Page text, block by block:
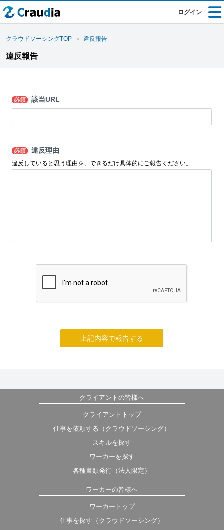
ログイン
クラウドソーシングTOP 違反報告
違反報告
必須 該当URL
必須 違反理由
違反していると思う理由を、できるだけ具体的にご報告ください。
上記内容で報告する
クライアントの皆様へ
クライアントトップ
仕事を依頼する（クラウドソーシング）
スキルを探す
ワーカーを探す
各種書類発行（法人限定）
ワーカーの皆様へ
ワーカートップ
仕事を探す（クラウドソーシング）